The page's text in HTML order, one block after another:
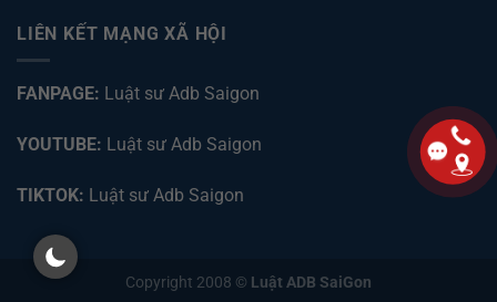
LIÊN KẾT MẠNG XÃ HỘI
FANPAGE: Luật sư Adb Saigon
YOUTUBE: Luật sư Adb Saigon
TIKTOK: Luật sư Adb Saigon
Copyright 2008 © Luật ADB SaiGon